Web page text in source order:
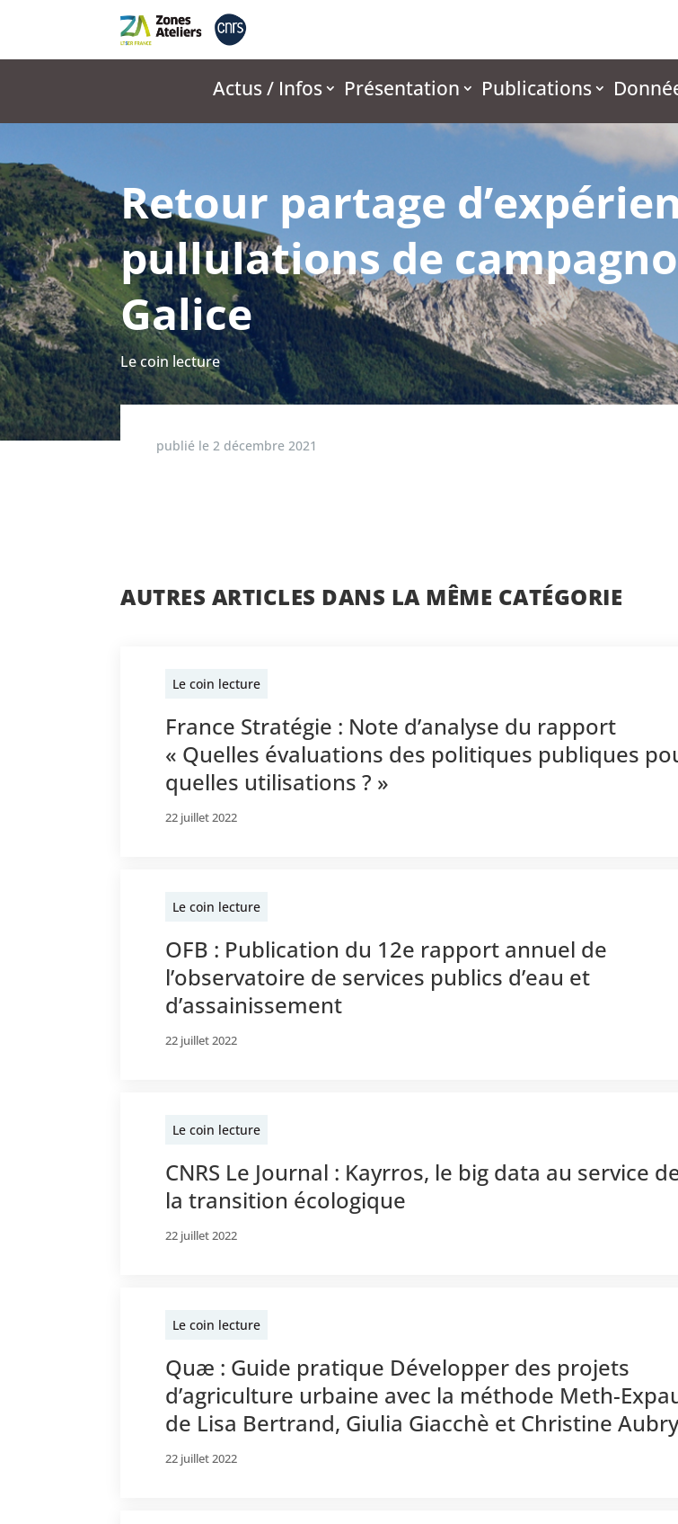
Actus / Infos Présentation Publications
Retour partage
pullulations de
Galice
Le coin lecture
publié le 2 décembre 2021
AUTRES ARTICLES DANS LA MÊME CATÉGORIE
Le coin lecture
France Stratégie : Note d’analyse du rapport
« Quelles évaluations des politiques publiques
quelles utilisations ? »
22 juillet 2022
Le coin lecture
OFB : Publication du 12e rapport annuel de
l’observatoire de services publics d’eau et
d’assainissement
22 juillet 2022
Le coin lecture
CNRS Le Journal : Kayrros, le big data au service
la transition écologique
22 juillet 2022
Le coin lecture
Quæ : Guide pratique Développer des projets
d’agriculture urbaine avec la méthode Meth-
de Lisa Bertrand, Giulia Giacchè et Christine
22 juillet 2022